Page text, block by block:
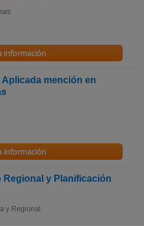
información
mención en
información
Regional y Planificación
y Regional